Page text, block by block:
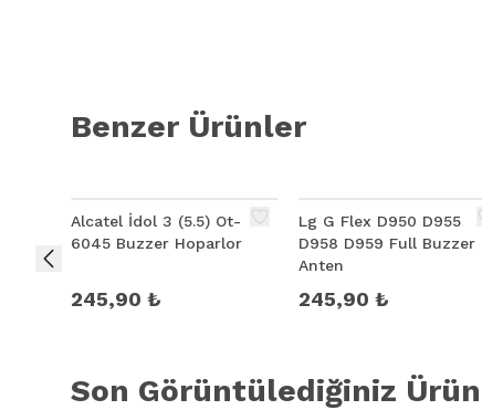
Benzer Ürünler
Alcatel İdol 3 (5.5) Ot-
6045 Buzzer Hoparlor
245,90 ₺
Lg G Flex D950 D955
D958 D959 Full Buzzer
Anten
245,90 ₺
Son Görüntülediğiniz